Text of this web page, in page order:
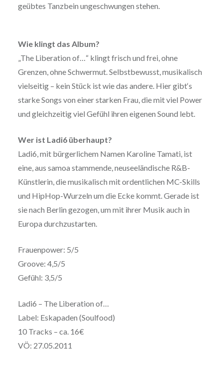
geübtes Tanzbein ungeschwungen stehen.
Wie klingt das Album?
„The Liberation of…“ klingt frisch und frei, ohne
Grenzen, ohne Schwermut. Selbstbewusst, musikalisch
vielseitig – kein Stück ist wie das andere. Hier gibt‘s
starke Songs von einer starken Frau, die mit viel Power
und gleichzeitig viel Gefühl ihren eigenen Sound lebt.
Wer ist Ladi6 überhaupt?
Ladi6, mit bürgerlichem Namen Karoline Tamati, ist
eine, aus samoa stammende, neuseeländische R&B-
Künstlerin, die musikalisch mit ordentlichen MC-Skills
und HipHop-Wurzeln um die Ecke kommt. Gerade ist
sie nach Berlin gezogen, um mit ihrer Musik auch in
Europa durchzustarten.
Frauenpower: 5/5
Groove: 4,5/5
Gefühl: 3,5/5
Ladi6 – The Liberation of…
Label: Eskapaden (Soulfood)
10 Tracks – ca. 16€
VÖ: 27.05.2011